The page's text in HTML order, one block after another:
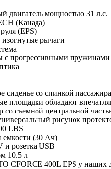
двигатель мощностью 31 л.с.
(Канада)
(EPS)
рычаги
с прогрессивными пружинами
сиденье со спинкой пассажира
площадки обладают
со съемной центральной
рисунок
LBS
(30 Ач)
и розетка USB
10.5 л
CFORCE 400L EPS у наших